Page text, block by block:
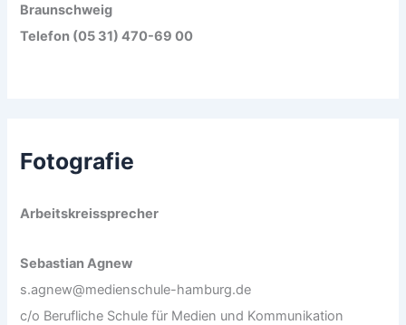
Braunschweig
Telefon (05 31) 470-69 00
Fotografie
Arbeitskreissprecher
Sebastian Agnew
s.agnew@medienschule-hamburg.de
c/o Berufliche Schule für Medien und Kommunikation